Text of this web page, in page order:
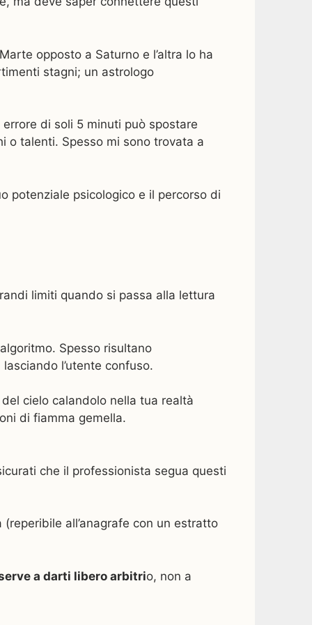
opposto a Saturno e l’altra lo ha
stagni; un astrologo
di soli 5 minuti può spostare
o talenti. Spesso mi sono trovata a
potenziale psicologico e il percorso di
limiti quando si passa alla lettura
Spesso risultano
l’utente confuso.
cielo calandolo nella tua realtà
di fiamma gemella.
che il professionista segua questi
all’anagrafe con un estratto
a darti libero arbitrio, non a